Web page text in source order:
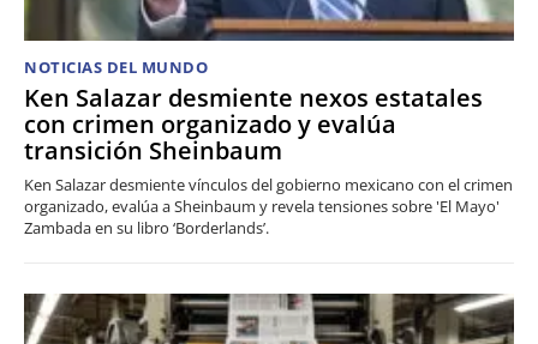
NOTICIAS DEL MUNDO
Ken Salazar desmiente nexos estatales
con crimen organizado y evalúa
transición Sheinbaum
Ken Salazar desmiente vínculos del gobierno mexicano con el crimen
organizado, evalúa a Sheinbaum y revela tensiones sobre 'El Mayo'
Zambada en su libro ‘Borderlands’.